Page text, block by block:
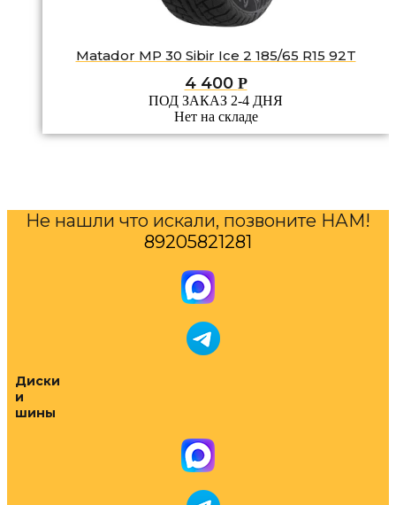
Matador MP 30 Sibir Ice 2 185/65 R15 92T
4 400 Р
ПОД ЗАКАЗ 2-4 ДНЯ
Нет на складе
Не нашли что искали, позвоните НАМ!
89205821281
Диски
и
шины